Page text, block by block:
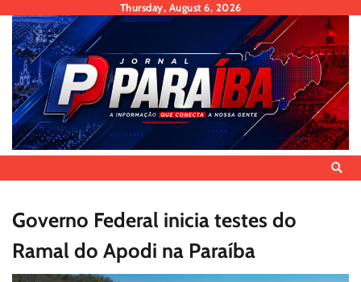
content
Thursday, August 6, 2026
Governo Federal inicia testes do
Ramal do Apodi na Paraíba